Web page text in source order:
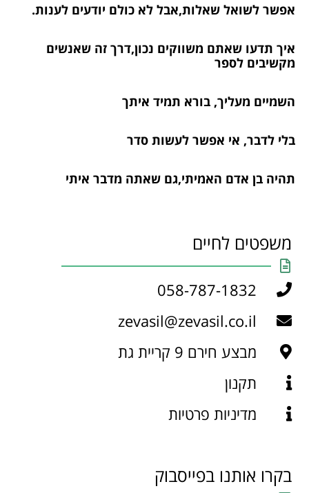
אפשר לשואל שאלות,אבל לא כולם יודעים לענות.
איך תדעו שאתם משווקים נכון,דרך זה שאנשים
מקשיבים לספר
השמיים מעליך, בורא תמיד איתך
בלי לדבר, אי אפשר לעשות סדר
תהיה בן אדם האמיתי,גם שאתה מדבר איתי
משפטים לחיים
058-787-1832
zevasil@zevasil.co.il
מבצע חירם 9 קריית גת
תקנון
מדיניות פרטיות
בקרו אותנו בפייסבוק